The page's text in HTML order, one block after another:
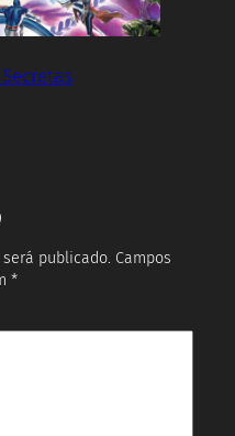
publicado. Campos
*